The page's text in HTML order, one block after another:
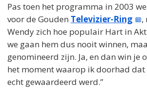
Pas toen het programma in 2003
voor de Gouden Televizier-Ring
,
Wendy zich hoe populair Hart in
we gaan hem dus nooit winnen,
genomineerd zijn. Ja, en dan win je
het moment waarop ik doorhad
echt gewaardeerd werd.”